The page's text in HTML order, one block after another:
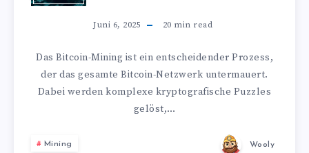
Juni 6, 2025 20 min read
Das Bitcoin-Mining ist ein entscheidender Prozess,
der das gesamte Bitcoin-Netzwerk untermauert.
Dabei werden komplexe kryptografische Puzzles
gelöst,…
Mining Wooly